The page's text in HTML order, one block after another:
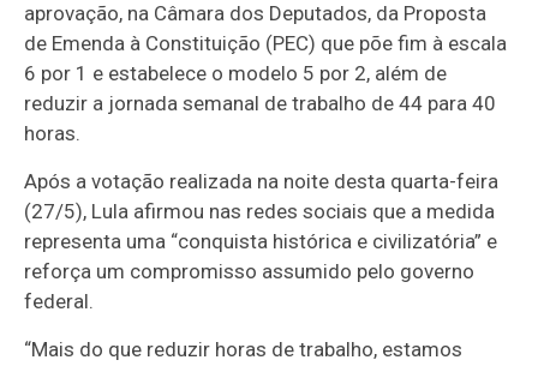
aprovação, na Câmara dos Deputados, da Proposta
de Emenda à Constituição (PEC) que põe fim à escala
6 por 1 e estabelece o modelo 5 por 2, além de
reduzir a jornada semanal de trabalho de 44 para 40
horas.
Após a votação realizada na noite desta quarta-feira
(27/5), Lula afirmou nas redes sociais que a medida
representa uma “conquista histórica e civilizatória” e
reforça um compromisso assumido pelo governo
federal.
“Mais do que reduzir horas de trabalho, estamos